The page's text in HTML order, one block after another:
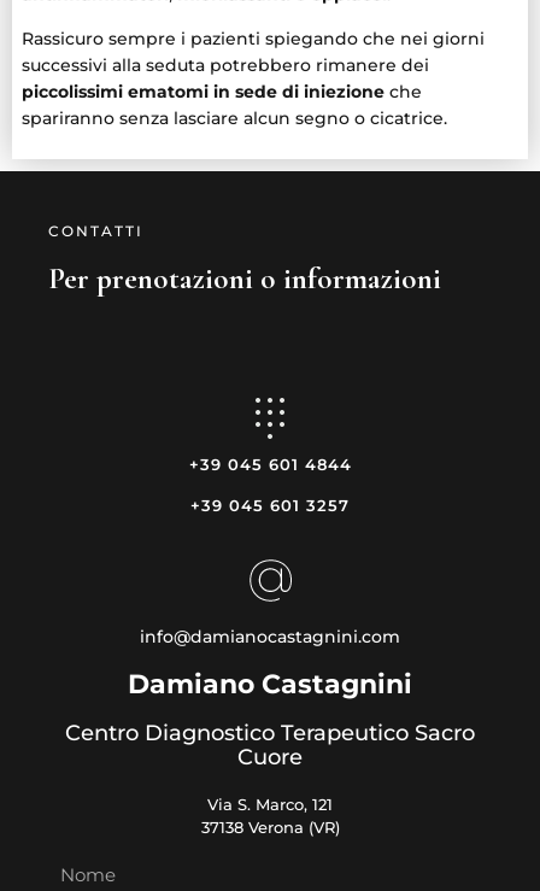
Rassicuro sempre i pazienti spiegando che nei giorni
successivi alla seduta potrebbero rimanere dei
piccolissimi ematomi in sede di iniezione che
spariranno senza lasciare alcun segno o cicatrice.
CONTATTI
Per prenotazioni o informazioni
+39 045 601 4844
+39 045 601 3257
info@damianocastagnini.com
Damiano Castagnini
Centro Diagnostico Terapeutico Sacro
Cuore
Via S. Marco, 121
37138 Verona (VR)